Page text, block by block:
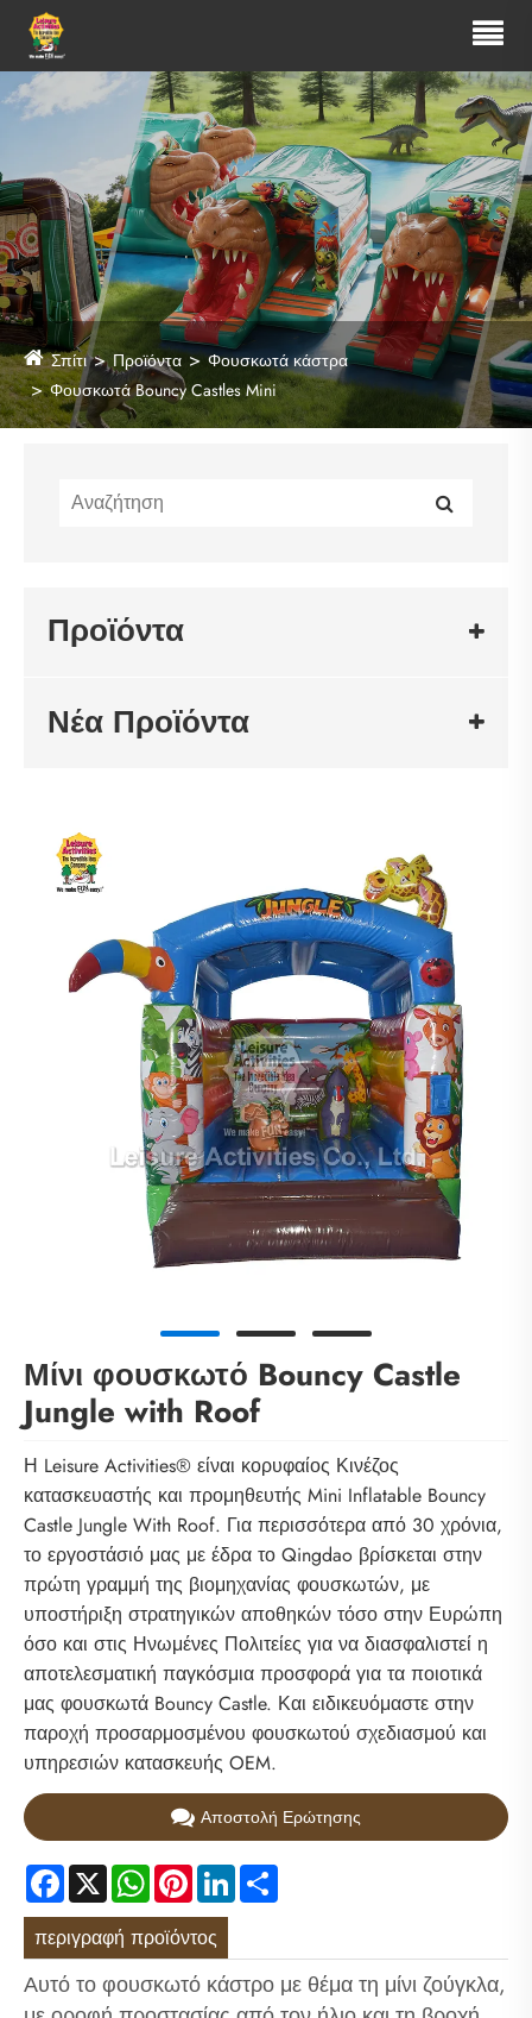
Σπίτι Προϊόντα
Φουσκωτά κάστρα
Φουσκωτά Bouncy Castles Mini
Προϊόντα
Νέα Προϊόντα
Μίνι φουσκωτό Bouncy Castle
Jungle with Roof
Η Leisure Activities® είναι κορυφαίος Κινέζος
κατασκευαστής και προμηθευτής Mini Inflatable Bouncy
Castle Jungle With Roof. Για περισσότερα από 30 χρόνια,
το εργοστάσιό μας με έδρα το Qingdao βρίσκεται στην
πρώτη γραμμή της βιομηχανίας φουσκωτών, με
υποστήριξη στρατηγικών αποθηκών τόσο στην Ευρώπη
όσο και στις Ηνωμένες Πολιτείες για να διασφαλιστεί η
αποτελεσματική παγκόσμια προσφορά για τα ποιοτικά
μας φουσκωτά Bouncy Castle. Και ειδικευόμαστε στην
παροχή προσαρμοσμένου φουσκωτού σχεδιασμού και
υπηρεσιών κατασκευής OEM.
Αποστολή Ερώτησης
Facebook
X WhatsApp
PinterestLinkedIn
περιγραφή προϊόντος
Αυτό το φουσκωτό κάστρο με θέμα τη μίνι ζούγκλα,